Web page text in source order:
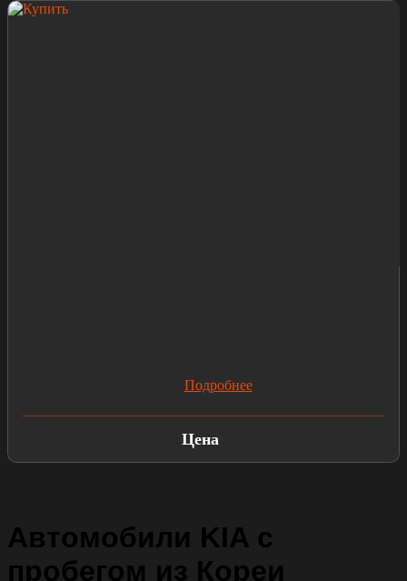
Подробнее
Цена
Автомобили KIA с
пробегом из Кореи